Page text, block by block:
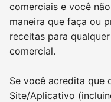
comerciais e você
maneira que faça ou
receitas para
comercial.
Se você acredita que
Site/Aplicativo